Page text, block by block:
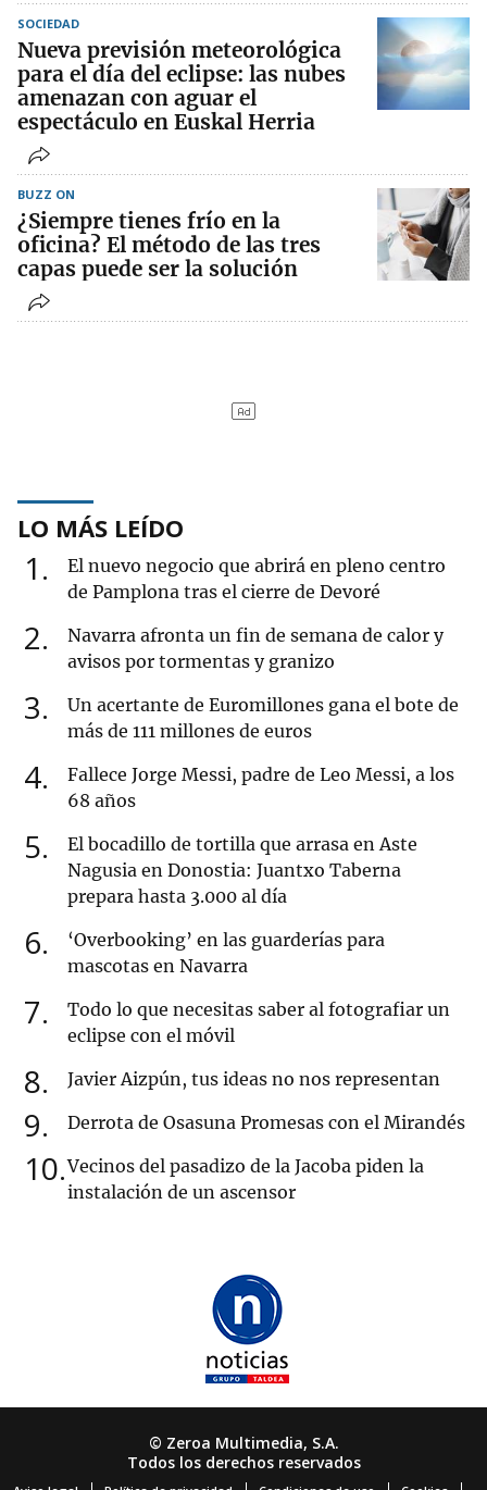
SOCIEDAD
Nueva previsión meteorológica
para el día del eclipse: las nubes
amenazan con aguar el
espectáculo en Euskal Herria
BUZZ ON
¿Siempre tienes frío en la
oficina? El método de las tres
capas puede ser la solución
LO MÁS LEÍDO
1
El nuevo negocio que abrirá en pleno centro
de Pamplona tras el cierre de Devoré
2
Navarra afronta un fin de semana de calor y
avisos por tormentas y granizo
3
Un acertante de Euromillones gana el bote de
más de 111 millones de euros
4
Fallece Jorge Messi, padre de Leo Messi, a los
68 años
5
El bocadillo de tortilla que arrasa en Aste
Nagusia en Donostia: Juantxo Taberna
prepara hasta 3.000 al día
6
‘Overbooking’ en las guarderías para
mascotas en Navarra
7
Todo lo que necesitas saber al fotografiar un
eclipse con el móvil
8 Javier Aizpún, tus ideas no nos representan
9 Derrota de Osasuna Promesas con el Mirandés
10 Vecinos del pasadizo de la Jacoba piden la
instalación de un ascensor
© Zeroa Multimedia, S.A.
Todos los derechos reservados